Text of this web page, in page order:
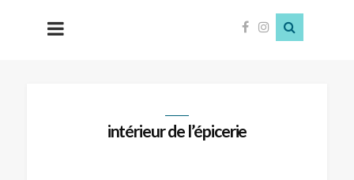
intérieur de l’épicerie